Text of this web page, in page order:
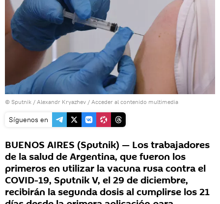
© Sputnik / Alexandr Kryazhev / Acceder al contenido multimedia
Síguenos en
BUENOS AIRES (Sputnik) — Los trabajadores
de la salud de Argentina, que fueron los
primeros en utilizar la vacuna rusa contra el
COVID-19, Sputnik V, el 29 de diciembre,
recibirán la segunda dosis al cumplirse los 21